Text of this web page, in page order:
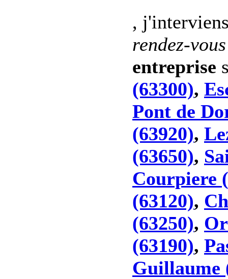
,
rendez-
entreprise
(63300),
Pont de
(63920),
(63650),
Courpiere
(63120),
(63250),
(63190),
Guillaume